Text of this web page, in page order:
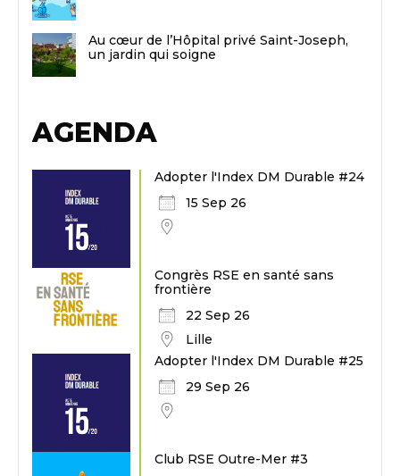
Au cœur de l’Hôpital privé Saint-Joseph,
un jardin qui soigne
AGENDA
Adopter l'Index DM Durable #24
15 Sep 26
Congrès RSE en santé sans
frontière
22 Sep 26
Lille
Adopter l'Index DM Durable #25
29 Sep 26
Club RSE Outre-Mer #3